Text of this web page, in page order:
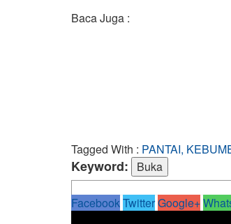
Baca Juga :
Tagged With : PANTAI,
Keyword:
Facebook TwitterGoogle+